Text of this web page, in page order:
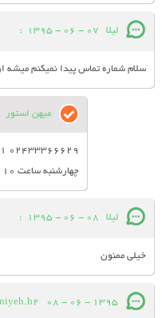
لیلا 07 - 06 - 1395
:
سلام شماره تماس پیدا نمیکنم میشه
میهن استور
چهارشنبه ساعت 10 الی 14
لیلا 08 - 06 - 1395
:
خیلی ممنون
08 - 06 - 1395